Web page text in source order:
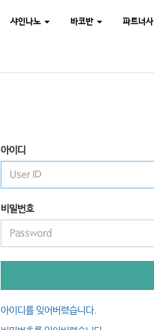
샤인나노 바코반 파트너사
아이디
비밀번호
아이디를 잊어버렸습니다.